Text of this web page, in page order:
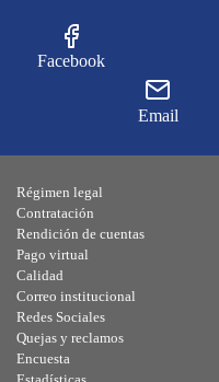
Facebook
Email
Régimen legal
Contratación
Rendición de cuentas
Pago virtual
Calidad
Correo institucional
Redes Sociales
Quejas y reclamos
Encuesta